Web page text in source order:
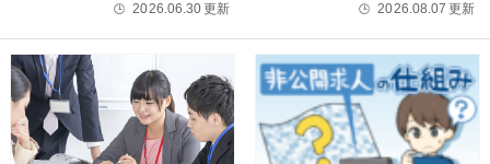
🕒 2026.06.30更新 🕒 2026.08.07 更新